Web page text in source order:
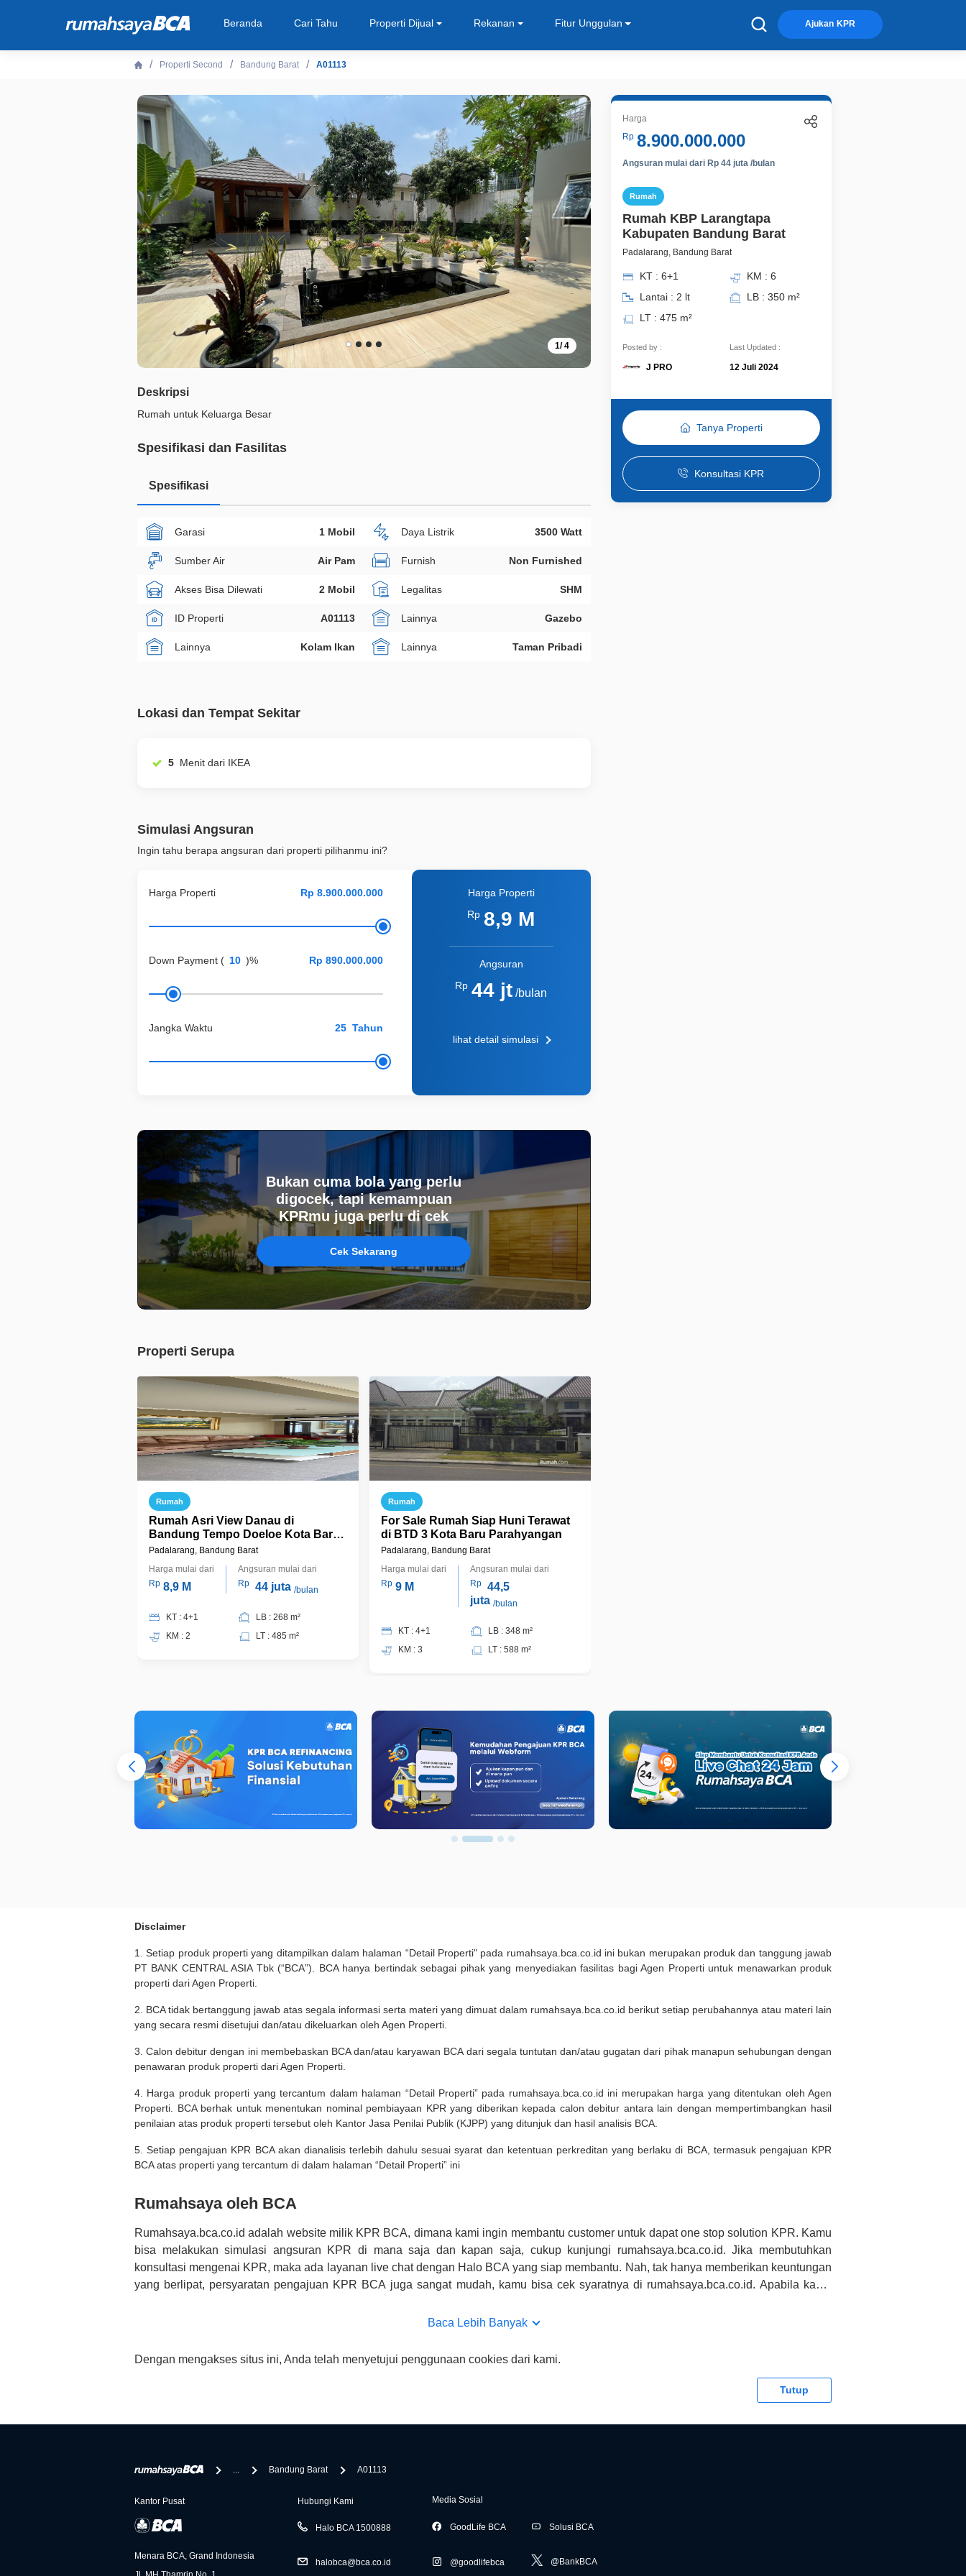
Beranda Cari Tahu Properti Dijual Rekanan Fitur Unggulan Ajukan KPR
Properti Second Bandung Barat A01113
1/4
Deskripsi
Rumah untuk Keluarga Besar
Spesifikasi dan Fasilitas
Spesifikasi
Garasi 1 Mobil Daya Listrik 3500 Watt
Sumber Air Air Pam Furnish Non Furnished
Akses Bisa Dilewati 2 Mobil Legalitas SHM
ID Properti A01113 Lainnya Gazebo
Lainnya Kolam Ikan Lainnya Taman Pribadi
Lokasi dan Tempat Sekitar
5 Menit dari IKEA
Simulasi Angsuran
Ingin tahu berapa angsuran dari properti pilihanmu ini?
Harga Properti
Down Payment ( )%
Jangka Waktu Tahun
Harga Properti
Rp 8,9 M
Angsuran
Rp 44 jt /bulan
lihat detail simulasi
Bukan cuma bola yang perlu
digocek, tapi kemampuan
KPRmu juga perlu di cek
Cek Sekarang
Properti Serupa
Rumah
Rumah Asri View Danau di
Bandung Tempo Doeloe Kota Baru
Parahyangan
Padalarang, Bandung Barat
Harga mulai dari
Rp 8,9 M
Angsuran mulai dari
Rp 44 juta /bulan
KT : 4+1
KM : 2
LB : 268 m²
LT : 485 m²
Rumah
For Sale Rumah Siap Huni Terawat
di BTD 3 Kota Baru Parahyangan
Padalarang, Bandung Barat
Harga mulai dari
Rp 9 M
Angsuran mulai dari
Rp 44,5
juta /bulan
KT : 4+1
KM : 3
LB : 348 m²
LT : 588 m²
Harga
Rp 8.900.000.000
Angsuran mulai dari Rp 44 juta /bulan
Rumah
Rumah KBP Larangtapa
Kabupaten Bandung Barat
Padalarang, Bandung Barat
KT : 6+1
KM : 6
Lantai : 2 lt
LB : 350 m²
LT : 475 m²
Posted by :
J PRO
Last Updated :
12 Juli 2024
Tanya Properti
Konsultasi KPR
Disclaimer
1. Setiap produk properti yang ditampilkan dalam halaman “Detail Properti" pada rumahsaya.bca.co.id ini bukan merupakan produk dan tanggung jawab
PT BANK CENTRAL ASIA Tbk (“BCA”). BCA hanya bertindak sebagai pihak yang menyediakan fasilitas bagi Agen Properti untuk menawarkan produk
properti dari Agen Properti.
2. BCA tidak bertanggung jawab atas segala informasi serta materi yang dimuat dalam rumahsaya.bca.co.id berikut setiap perubahannya atau materi lain
yang secara resmi disetujui dan/atau dikeluarkan oleh Agen Properti.
3. Calon debitur dengan ini membebaskan BCA dan/atau karyawan BCA dari segala tuntutan dan/atau gugatan dari pihak manapun sehubungan dengan
penawaran produk properti dari Agen Properti.
4. Harga produk properti yang tercantum dalam halaman “Detail Properti” pada rumahsaya.bca.co.id ini merupakan harga yang ditentukan oleh Agen
Properti. BCA berhak untuk menentukan nominal pembiayaan KPR yang diberikan kepada calon debitur antara lain dengan mempertimbangkan hasil
penilaian atas produk properti tersebut oleh Kantor Jasa Penilai Publik (KJPP) yang ditunjuk dan hasil analisis BCA.
5. Setiap pengajuan KPR BCA akan dianalisis terlebih dahulu sesuai syarat dan ketentuan perkreditan yang berlaku di BCA, termasuk pengajuan KPR
BCA atas properti yang tercantum di dalam halaman “Detail Properti” ini
Rumahsaya oleh BCA
Rumahsaya.bca.co.id adalah website milik KPR BCA, dimana kami ingin membantu customer untuk dapat one stop solution KPR. Kamu
bisa melakukan simulasi angsuran KPR di mana saja dan kapan saja, cukup kunjungi rumahsaya.bca.co.id. Jika membutuhkan
konsultasi mengenai KPR, maka ada layanan live chat dengan Halo BCA yang siap membantu. Nah, tak hanya memberikan keuntungan
yang berlipat, persyaratan pengajuan KPR BCA juga sangat mudah, kamu bisa cek syaratnya di rumahsaya.bca.co.id. Apabila kamu
informasi yang rekanan berikan selain yang bisa di verifikasi oleh BCA.
Baca Lebih Banyak
Dengan mengakses situs ini, Anda telah menyetujui penggunaan cookies dari kami.
Tutup
... Bandung Barat A01113
Kantor Pusat
Menara BCA, Grand Indonesia
Hubungi Kami
Halo BCA 1500888
halobca@bca.co.id
Media Sosial
GoodLife BCA
@goodlifebca
Solusi BCA
@BankBCA